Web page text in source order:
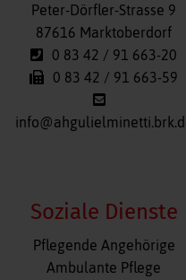
Peter-Dörfler-Strasse 9
87616 Marktoberdorf
0 83 42 / 91 663-20
0 83 42 / 91 663-59
Soziale Dienste
Navigation
überspringen
Pflegende Angehörige
Ambulante Pflege